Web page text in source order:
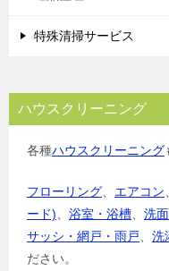
特殊清掃サービス
ハウスクリーニング
各種ハウスクリーニング
フローリング エアコン
ード)
浴室・浴槽 洗
サッシ・網戸・雨戸
洗
ださい。